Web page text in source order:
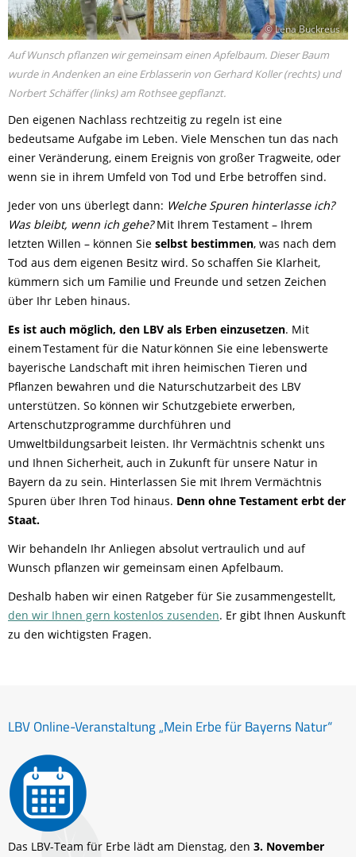
© Lena Buckreus
Auf Wunsch pflanzen wir gemeinsam einen Apfelbaum. Dieser Baum
wurde in Andenken an eine Erblasserin von Gerhard Koller (rechts) und
Norbert Schäffer (links) am Rothsee gepflanzt.
Den eigenen Nachlass rechtzeitig zu regeln ist eine
bedeutsame Aufgabe im Leben. Viele Menschen tun das nach
einer Veränderung, einem Ereignis von großer Tragweite, oder
wenn sie in ihrem Umfeld von Tod und Erbe betroffen sind.
Jeder von uns überlegt dann: Welche Spuren hinterlasse ich?
Was bleibt, wenn ich gehe?Mit Ihrem Testament – Ihrem
letzten Willen – können Sie selbst bestimmen, was nach dem
Tod aus dem eigenen Besitz wird. So schaffen Sie Klarheit,
kümmern sich um Familie und Freunde und setzen Zeichen
über Ihr Leben hinaus.
Es ist auch möglich, den LBV als Erben einzusetzen. Mit
einem Testament für die Natur können Sie eine lebenswerte
bayerische Landschaft mit ihren heimischen Tieren und
Pflanzen bewahren und die Naturschutzarbeit des LBV
unterstützen. So können wir Schutzgebiete erwerben,
Artenschutzprogramme durchführen und
Umweltbildungsarbeit leisten. Ihr Vermächtnis schenkt uns
und Ihnen Sicherheit, auch in Zukunft für unsere Natur in
Bayern da zu sein. Hinterlassen Sie mit Ihrem Vermächtnis
Spuren über Ihren Tod hinaus. Denn ohne Testament erbt der
Staat.
Wir behandeln Ihr Anliegen absolut vertraulich und auf
Wunsch pflanzen wir gemeinsam einen Apfelbaum.
Deshalb haben wir einen Ratgeber für Sie zusammengestellt,
den wir Ihnen gern kostenlos zusenden. Er gibt Ihnen Auskunft
zu den wichtigsten Fragen.
LBV Online-Veranstaltung „Mein Erbe für Bayerns Natur“
Das LBV-Team für Erbe lädt am Dienstag, den 3. November